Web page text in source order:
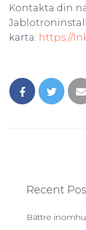
Kontakta din
karta: https://
Recent
Bättre